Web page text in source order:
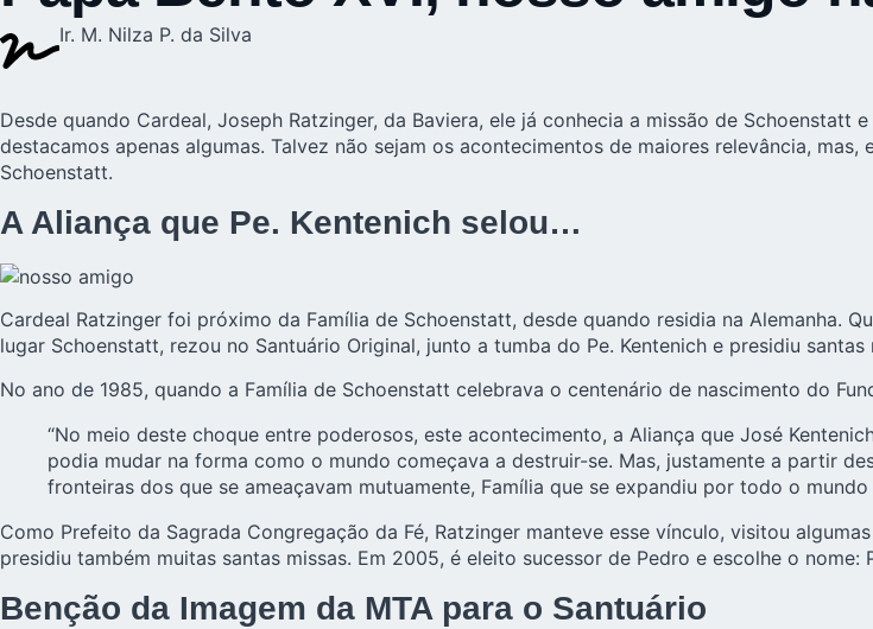
Ir. M. Nilza P. da Silva
Desde quando Cardeal, Joseph Ratzinger, da Baviera, ele já conhecia a missão de Schoenstatt
destacamos apenas algumas. Talvez não sejam os acontecimentos de maiores relevância,
Schoenstatt.
A Aliança que Pe. Kentenich selou…
Cardeal Ratzinger foi próximo da Família de Schoenstatt, desde quando residia na Alemanha.
lugar Schoenstatt, rezou no Santuário Original, junto a tumba do Pe. Kentenich e presidiu santas
No ano de 1985, quando a Família de Schoenstatt celebrava o centenário de nascimento do
“No meio deste choque entre poderosos, este acontecimento, a Aliança que José
podia mudar na forma como o mundo começava a destruir-se. Mas, justamente a partir
fronteiras dos que se ameaçavam mutuamente, Família que se expandiu por todo o
Como Prefeito da Sagrada Congregação da Fé, Ratzinger manteve esse vínculo, visitou
presidiu também muitas santas missas. Em 2005, é eleito sucessor de Pedro e escolhe o nome:
Benção da Imagem da MTA para o Santuário